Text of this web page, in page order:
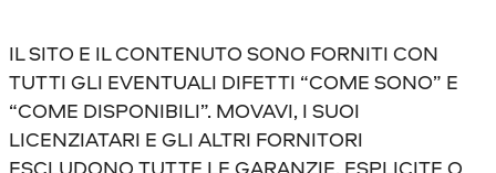
IL SITO E IL CONTENUTO SONO FORNITI CON
TUTTI GLI EVENTUALI DIFETTI “COME SONO” E
“COME DISPONIBILI”. MOVAVI, I SUOI
LICENZIATARI E GLI ALTRI FORNITORI